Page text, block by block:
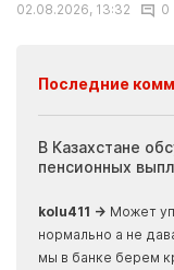
02.08.2026, 13:32
0
Последние
В Казахстане
пенсионных
kolu411 → Может
нормально а не
мы в банке берем